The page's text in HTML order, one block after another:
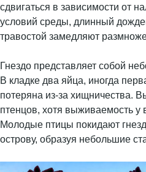
сдвигаться в зависимости от
условий среды, длинный
травостой замедляют
Гнездо представляет собой
В кладке два яйца, иногда
потеряна из-за хищничества.
птенцов, хотя выживаемость у
Молодые птицы покидают
острову, образуя небольшие